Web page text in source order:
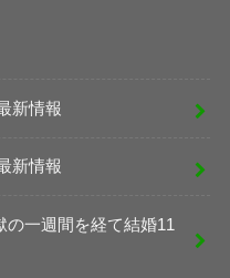
新情報
新情報
一週間を経て結婚11